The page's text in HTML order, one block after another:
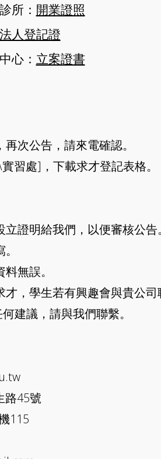
所： 開業證照
法人登記證
心： 立案證書
次公告，請來電確認。
習處]，下載求才登記表格。
立證明給我們，以便審核公告
無誤。
才，學生若有興趣會與貴公
建議，請與我們聯繫。
路45號
115